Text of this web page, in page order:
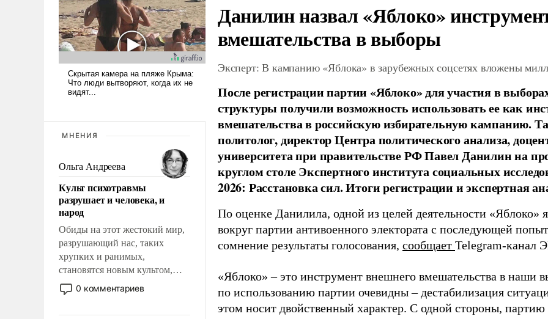
МНЕНИЯ
Ольга Андреева
Культ психотравмы
разрушает и человека, и
народ
Обиды на этот жестокий мир,
разрушающий нас, таких
хрупких и ранимых,
становятся новым культом,
постепенно вытесняя и
отменяя традиционное
0 комментариев
Данилин назвал «Яблоко»
вмешательства в выборы
Эксперт: В кампанию «Яблока» в зарубежных соцсетях вложены
После регистрации партии «Яблоко» для участия в
структуры получили возможность использовать ее как
вмешательства в российскую избирательную кампанию.
политолог, директор Центра политического анализа,
университета при правительстве РФ Павел Данилин на
круглом столе Экспертного института социальных
2026: Расстановка сил. Итоги регистрации и экспертная
По оценке Данилила, одной из целей деятельности «Яблоко»
вокруг партии антивоенного электората с последующей
сомнение результаты голосования, сообщает Telegram-канал
«Яблоко» – это инструмент внешнего вмешательства в наши
по использованию партии очевидны – дестабилизация
этом носит двойственный характер. С одной стороны, партию